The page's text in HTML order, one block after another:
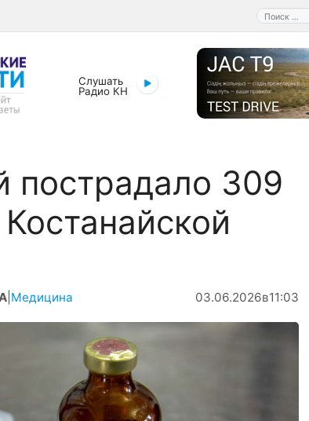
Поиск:
Слушать
Радио КН
пострадало 309
Медицина 03.06.2026в11:03